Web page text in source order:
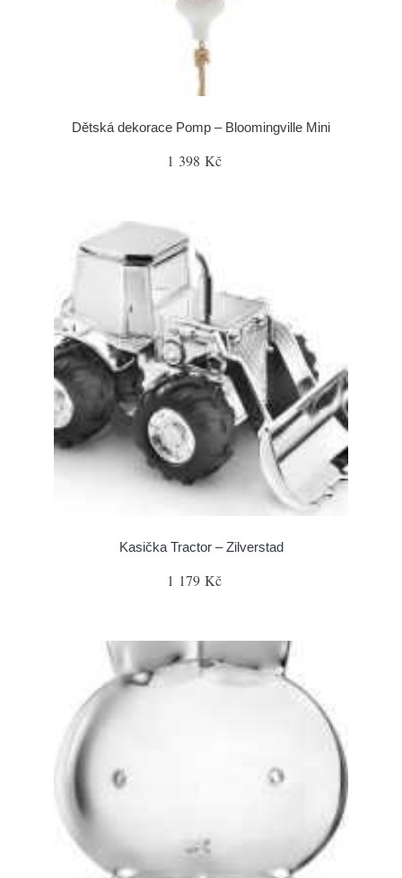
Dětská dekorace Pomp – Bloomingville Mini
1 398 Kč
Kasička Tractor – Zilverstad
1 179 Kč